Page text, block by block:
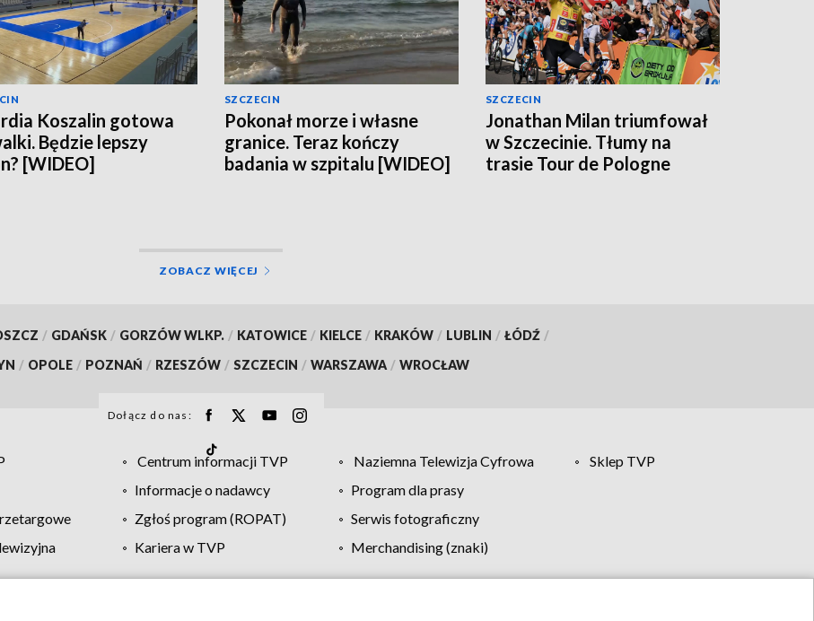
Koszalin gotowa
Będzie lepszy
[WIDEO]
SZCZECIN
Pokonał morze i własne
granice. Teraz kończy
badania w szpitalu [WIDEO]
SZCZECIN
Jonathan Milan triumfował
w Szczecinie. Tłumy na
trasie Tour de Pologne
ZOBACZ WIĘCEJ
/ GDAŃSK / GORZÓW WLKP. / KATOWICE / KIELCE / KRAKÓW / LUBLIN / ŁÓDŹ /
/ OPOLE / POZNAŃ / RZESZÓW / SZCZECIN / WARSZAWA / WROCŁAW
Dołącz do nas:
Centrum informacji TVP Naziemna Telewizja Cyfrowa
Sklep TVP
Informacje o nadawcy
Program dla prasy
Zgłoś program (ROPAT)
Serwis fotograficzny
Kariera w TVP
Merchandising (znaki)